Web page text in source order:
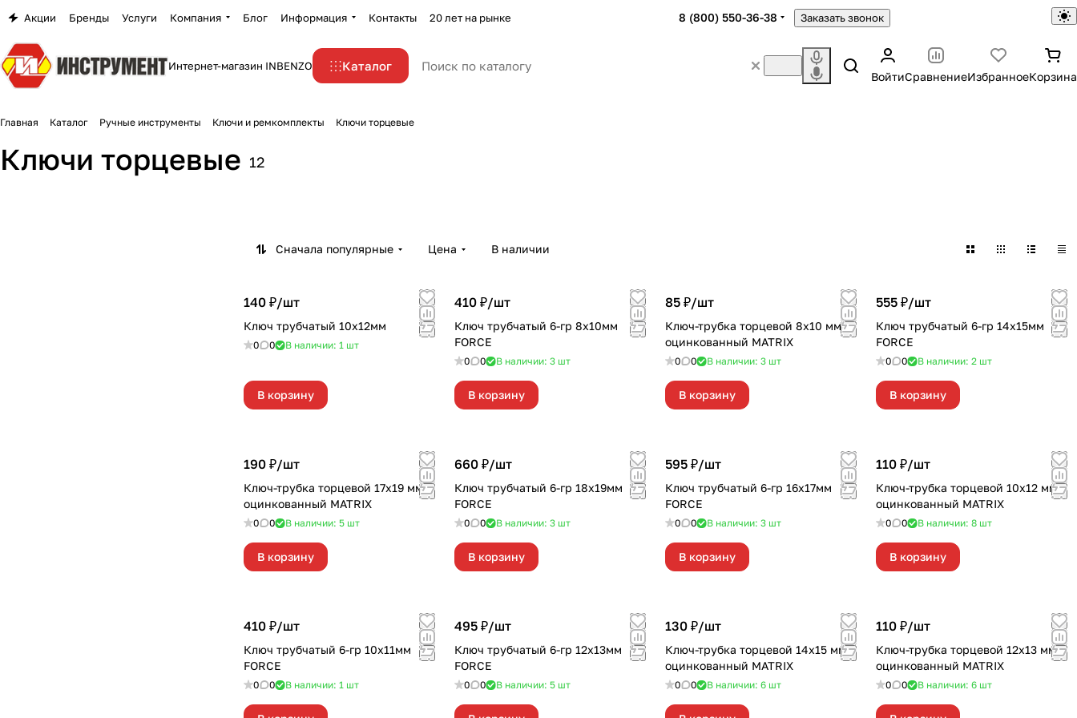
Акции Бренды Услуги Компания Блог Информация Контакты 20 лет на рынке 8 (800) 550-36-38 Заказать звонок
Интернет-магазин INBENZO Каталог
ВойтиСравнениеИзбранноеКорзина
Главная Каталог Ручные инструменты Ключи и ремкомплекты Ключи торцевые
Ключи торцевые 12
Сначала популярные Цена В наличии
140 ₽/шт
Ключ трубчатый 10х12мм
0 0 В наличии: 1 шт
В корзину
410 ₽/шт
Ключ трубчатый 6-гр 8х10мм
FORCE
0 0 В наличии: 3 шт
В корзину
85 ₽/шт
Ключ-трубка торцевой 8х10 мм,
оцинкованный MATRIX
0 0 В наличии: 3 шт
В корзину
555 ₽/шт
Ключ трубчатый 6-гр 14х15мм
FORCE
0 0 В наличии: 2 шт
В корзину
190 ₽/шт
Ключ-трубка торцевой 17х19 мм,
оцинкованный MATRIX
0 0 В наличии: 5 шт
В корзину
660 ₽/шт
Ключ трубчатый 6-гр 18х19мм
FORCE
0 0 В наличии: 3 шт
В корзину
595 ₽/шт
Ключ трубчатый 6-гр 16х17мм
FORCE
0 0 В наличии: 3 шт
В корзину
110 ₽/шт
Ключ-трубка торцевой 10х12 мм,
оцинкованный MATRIX
0 0 В наличии: 8 шт
В корзину
410 ₽/шт
Ключ трубчатый 6-гр 10х11мм
FORCE
0 0 В наличии: 1 шт
495 ₽/шт
Ключ трубчатый 6-гр 12х13мм
FORCE
0 0 В наличии: 5 шт
130 ₽/шт
Ключ-трубка торцевой 14х15 мм,
оцинкованный MATRIX
0 0 В наличии: 6 шт
110 ₽/шт
Ключ-трубка торцевой 12х13 мм,
оцинкованный MATRIX
0 0 В наличии: 6 шт